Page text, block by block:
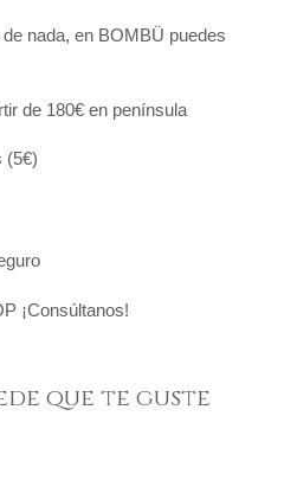
nada, en BOMBÜ puedes
de 180€ en península
(5€)
¡Consúltanos!
que te guste